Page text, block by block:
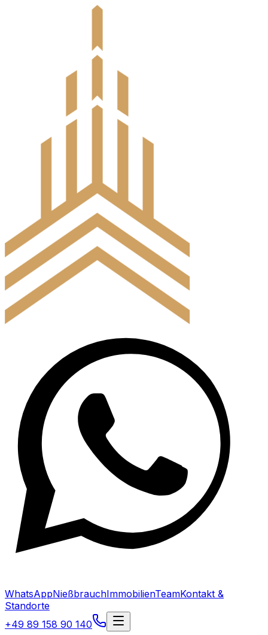
WhatsAppNießbrauchImmobilienTeamKontakt &
Standorte
+49 89 158 90 140